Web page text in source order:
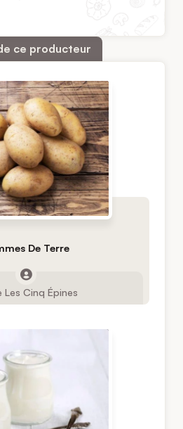
ce producteur
De Terre
Les Cinq Épines